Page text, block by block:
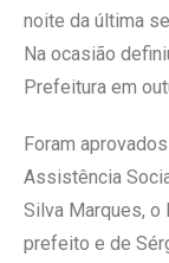
noite da última
Na ocasião
Prefeitura em
Foram
Assistência
Silva Marques, o
prefeito e de